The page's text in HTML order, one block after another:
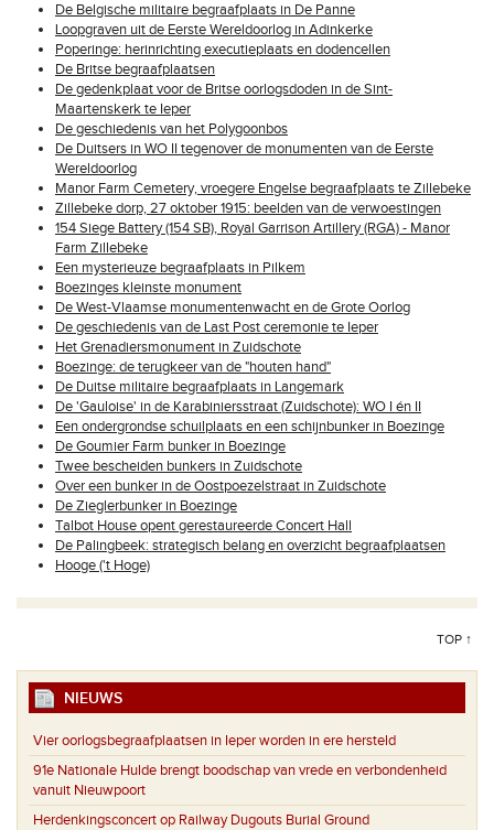
De Belgische militaire begraafplaats in De Panne
Loopgraven uit de Eerste Wereldoorlog in Adinkerke
Poperinge: herinrichting executieplaats en dodencellen
De Britse begraafplaatsen
De gedenkplaat voor de Britse oorlogsdoden in de Sint-
Maartenskerk te Ieper
De geschiedenis van het Polygoonbos
De Duitsers in WO II tegenover de monumenten van de Eerste
Wereldoorlog
Manor Farm Cemetery, vroegere Engelse begraafplaats te Zillebeke
Zillebeke dorp, 27 oktober 1915: beelden van de verwoestingen
154 Siege Battery (154 SB), Royal Garrison Artillery (RGA) - Manor
Farm Zillebeke
Een mysterieuze begraafplaats in Pilkem
Boezinges kleinste monument
De West-Vlaamse monumentenwacht en de Grote Oorlog
De geschiedenis van de Last Post ceremonie te Ieper
Het Grenadiersmonument in Zuidschote
Boezinge: de terugkeer van de "houten hand"
De Duitse militaire begraafplaats in Langemark
De 'Gauloise' in de Karabiniersstraat (Zuidschote): WO I én II
Een ondergrondse schuilplaats en een schijnbunker in Boezinge
De Goumier Farm bunker in Boezinge
Twee bescheiden bunkers in Zuidschote
Over een bunker in de Oostpoezelstraat in Zuidschote
De Zieglerbunker in Boezinge
Talbot House opent gerestaureerde Concert Hall
De Palingbeek: strategisch belang en overzicht begraafplaatsen
Hooge ('t Hoge)
TOP ↑
NIEUWS
Vier oorlogsbegraafplaatsen in Ieper worden in ere hersteld
91e Nationale Hulde brengt boodschap van vrede en verbondenheid
vanuit Nieuwpoort
Herdenkingsconcert op Railway Dugouts Burial Ground